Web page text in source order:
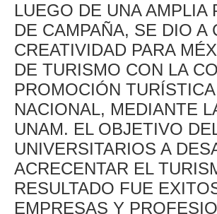
LUEGO DE UNA AMPLIA
DE CAMPAÑA, SE DIO A
CREATIVIDAD PARA
DE TURISMO CON LA
PROMOCIÓN
NACIONAL, MEDIANTE
UNAM. EL OBJETIVO
UNIVERSITARIOS A
ACRECENTAR EL
RESULTADO FUE
EMPRESAS Y